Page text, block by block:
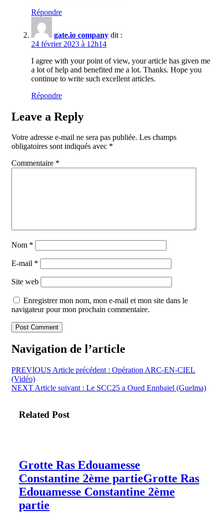
Répondre
gate.io company dit :
24 février 2023 à 12h14
I agree with your point of view, your article has given me
a lot of help and benefited me a lot. Thanks. Hope you
continue to write such excellent articles.
Répondre
Leave a Reply
Votre adresse e-mail ne sera pas publiée. Les champs
obligatoires sont indiqués avec *
Commentaire *
Nom *
E-mail *
Site web
Enregistrer mon nom, mon e-mail et mon site dans le
navigateur pour mon prochain commentaire.
Navigation de l’article
PREVIOUS Article précédent : Opération ARC-EN-CIEL
(Vidéo)
NEXT Article suivant : Le SCC25 a Oued Ennbaiel (Guelma)
Related Post
Grotte Ras Edouamesse
Constantine 2ème partieGrotte Ras
Edouamesse Constantine 2ème
partie